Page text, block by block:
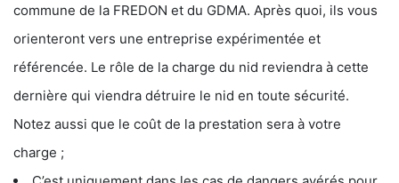
commune de la FREDON et du GDMA. Après quoi, ils vous
orienteront vers une entreprise expérimentée et
référencée. Le rôle de la charge du nid reviendra à cette
dernière qui viendra détruire le nid en toute sécurité.
Notez aussi que le coût de la prestation sera à votre
charge ;